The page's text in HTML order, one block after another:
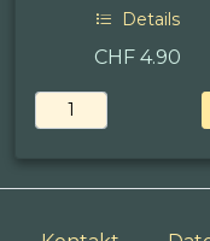
Details
CHF 4.90